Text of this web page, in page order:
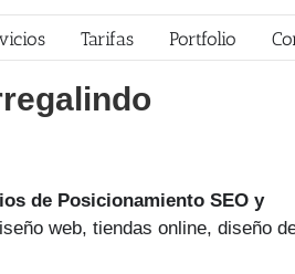
Tarifas Portfolio
de Posicionamiento SEO y
web, tiendas online, diseño